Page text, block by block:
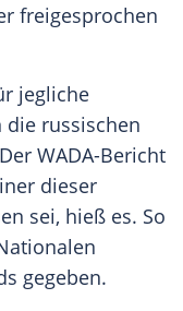
freigesprochen
jegliche
die russischen
WADA-Bericht
dieser
sei, hieß es. So
gegeben.